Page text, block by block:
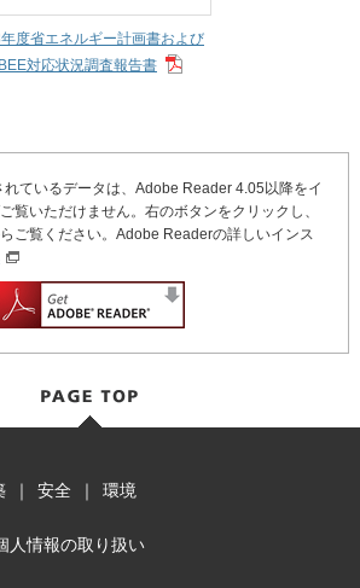
度省エネルギー計画書および
対応状況調査報告書
ているデータは、Adobe Reader 4.05以降をイ
覧いただけません。右のボタンをクリックし、
ご覧ください。Adobe Readerの詳しいインス
｜ 安全 ｜ 環境
人情報の取り扱い